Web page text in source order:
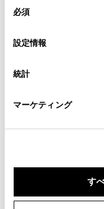
デバイスにすべての
意したことになりま
設定の変更、同意を
「Cookie（クッキー）
必須
設定情報
統計
マーケティング
す